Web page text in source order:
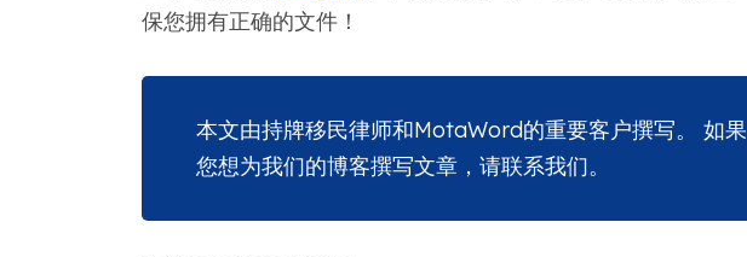
保您拥有正确的文件！
本文由持牌移民律师和MotaWord的重要客户撰写。 如果
您想为我们的博客撰写文章，请联系我们。